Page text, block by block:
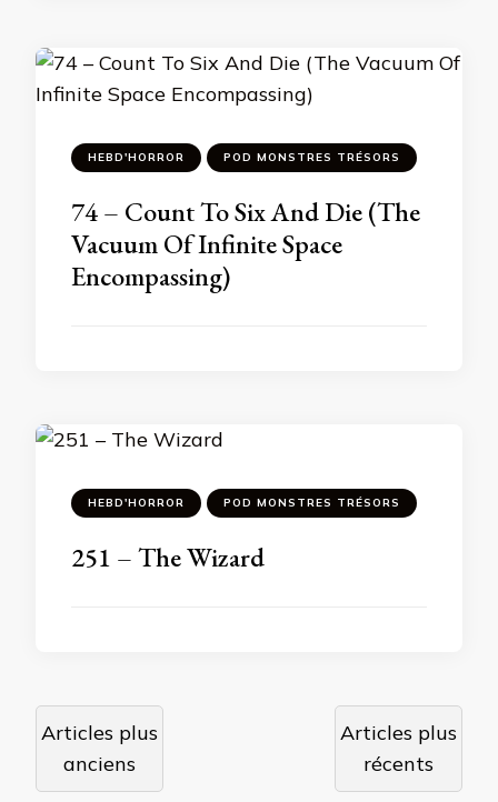
HEBD'HORROR POD MONSTRES TRÉSORS
74 – Count To Six And Die (The
Vacuum Of Infinite Space
Encompassing)
HEBD'HORROR POD MONSTRES TRÉSORS
251 – The Wizard
Navigation
des
articles
Articles plus
anciens
Articles plus
récents